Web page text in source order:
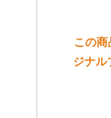
この
ジナル